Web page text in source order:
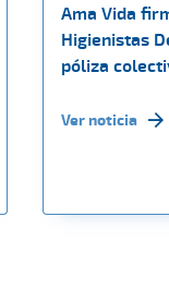
Ama Vida
Higienistas
póliza
Ver noticia